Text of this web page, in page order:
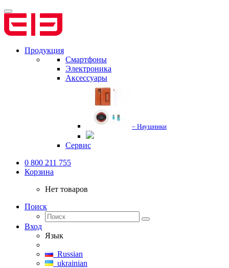
Продукция
Смартфоны
Электроника
Аксессуары
– Наушники
Сервис
0 800 211 755
Корзина
Нет товаров
Поиск
Вход
Язык
Russian
ukrainian